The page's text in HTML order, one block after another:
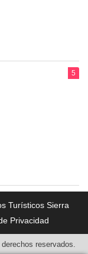
5
Turísticos Sierra
Privacidad
reservados.